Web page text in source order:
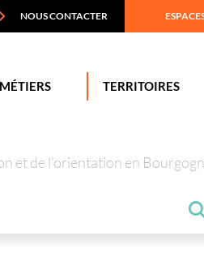
NOUS CONTACTER
TERRITOIRES
et de l’orientation en